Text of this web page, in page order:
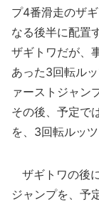
プ4番滑走のザ
なる後半に配置
ザギトワだが、
あった3回転ル
ァーストジャン
その後、予定で
を、3回転ルッ
ザギトワの後
ジャンプを、予